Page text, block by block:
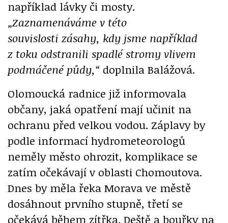
například lávky či mosty.
„Zaznamenáváme v této
souvislosti zásahy, kdy jsme například
z toku odstranili spadlé stromy vlivem
podmáčené půdy,“ doplnila Balážová.
Olomoucká radnice již informovala
občany, jaká opatření mají učinit na
ochranu před velkou vodou. Záplavy by
podle informací hydrometeorologů
neměly město ohrozit, komplikace se
zatím očekávají v oblasti Chomoutova.
Dnes by měla řeka Morava ve městě
dosáhnout prvního stupně, třetí se
očekává během zítřka. Deště a bouřky na